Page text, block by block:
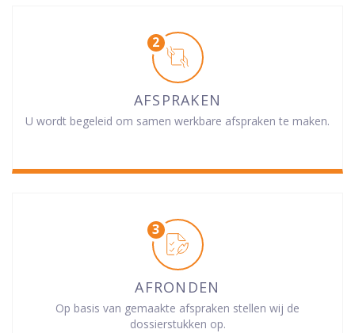
AFSPRAKEN
U wordt begeleid om samen werkbare afspraken te maken.
AFRONDEN
Op basis van gemaakte afspraken stellen wij de
dossierstukken op.